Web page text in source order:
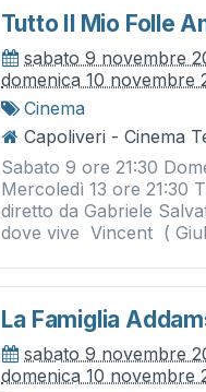
Tutto Il Mio Folle
sabato 9 novembre
domenica 10 novembre
Cinema
Capoliveri - Cinema
Sabato 9 ore 21:30
Mercoledì 13 ore 21:30
diretto da Gabriele
dove vive Vincent (
La Famiglia
sabato 9 novembre
domenica 10 novembre